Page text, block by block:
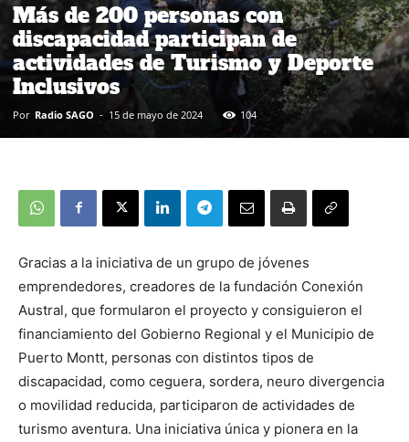
Más de 200 personas con
discapacidad participan de
actividades de Turismo y Deporte
Inclusivos
Por Radio SAGO - 15 de mayo de 2024 104
Gracias a la iniciativa de un grupo de jóvenes
emprendedores, creadores de la fundación Conexión
Austral, que formularon el proyecto y consiguieron el
financiamiento del Gobierno Regional y el Municipio de
Puerto Montt, personas con distintos tipos de
discapacidad, como ceguera, sordera, neuro divergencia
o movilidad reducida, participaron de actividades de
turismo aventura. Una iniciativa única y pionera en la